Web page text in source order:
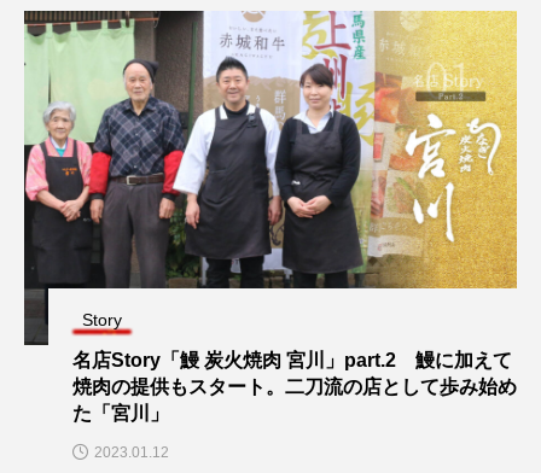
Story
名店Story「鰻 炭火焼肉 宮川」part.2 鰻に加えて
焼肉の提供もスタート。二刀流の店として歩み始め
た「宮川」
2023.01.12